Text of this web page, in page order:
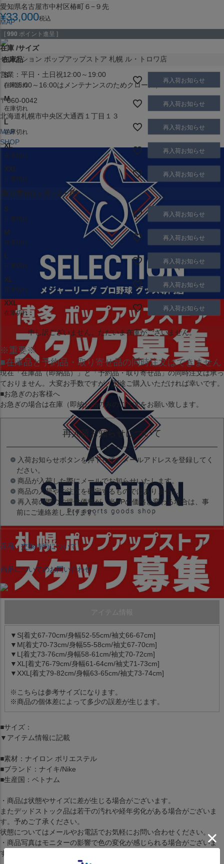
愛知県名古屋市中村区椿町６−９先
MAP
SHOP
セレクション ポップアップストア 札幌 ル・トロワ店
営業：平日・土日祝12:00～19:00
（※15:00～16:00はメンテナンスのためクローズ）
〒060-0042
北海道札幌市中央区大通西１丁目１３
MAP
SHOP
¥33,000税込
[ 990 ポイント進呈 ]
在庫 サイズ
在庫品
S
在庫切れ
再入荷お知らせ
M
在庫切れ
再入荷お知らせ
L
在庫切れ
再入荷お知らせ
XL
在庫切れ
再入荷お知らせ
XXL
在庫切れ
再入荷お知らせ
取り寄せ(1ヶ月～2ヶ月)
S
在庫切れ
再入荷お知らせ
M
在庫切れ
再入荷お知らせ
L
在庫切れ
再入荷お知らせ
XL
在庫切れ
再入荷お知らせ
XXL
在庫切れ
再入荷お知らせ
申し訳ございません。ただいま在庫がございません。
※重要※
■在庫品と予約品・取り寄せ品の同時注文はできません
現在「在庫品（即納品）」と「予約品・取り寄せ品」の同時注文は承っ
ておりません。大変お手数ですが、別途ご購入いただければ幸いです。
■お急ぎのお客様へ
お急ぎの場合は在庫（即納）品のみのご注文をお願い致します。
再入荷お知らせについて
入荷お知らせボタンを押下して、メールアドレスを登録してく
ださい。
商品が入荷した際にメールでお知らせいたします。
商品の入荷やご注文を確定するものではありません。
再入荷の際のご提供価格が、当HPの価格と変わる場合は、事
前にご連絡差し上げます。
返品・交換特約について
商品についてのお問い合わせ
アイテム情報
▼S[着丈67-70cm/身幅52-55cm/袖丈66-67cm]
▼M[着丈70-73cm/身幅55-58cm/袖丈67-70cm]
▼L[着丈73-76cm/身幅58-61cm/袖丈70-72cm]
▼XL[着丈76-79cm/身幅61-64cm/袖丈71-73cm]
▼XXL[着丈79-82cm/身幅63-65cm/袖丈73-74cm]
※こちらは参考サイズになります。
※商品の個体差によって多少の誤差が生じます。
■サイズ：
▼アイテム情報に記載
■素材：ナイロン ポリエステル
■ブランド：ナイキ/Nike
■生産国：ベトナム
・商品は状態やサイズに差が生じる場合がございます。
またデッドストック品は若干の汚れや経年劣化がある場合がございま
す。予めご了承ください。
状態についてはメールやお電話でお気軽にお問い合わせください。
・商品写真はモニターの影響で色の変化が感じられる場合がございま
す。